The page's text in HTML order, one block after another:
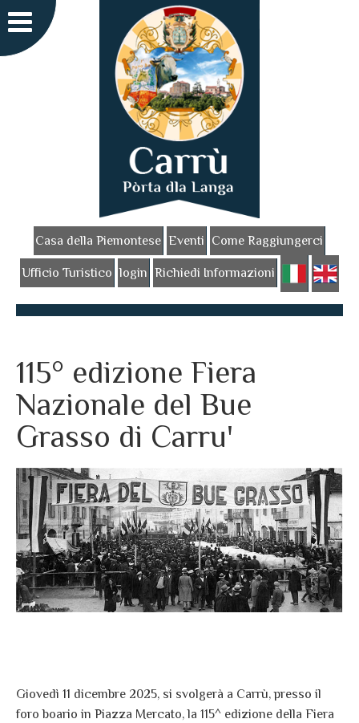
Casa della Piemontese Eventi Come Raggiungerci
Ufficio Turistico login Richiedi Informazioni
115° edizione Fiera
Nazionale del Bue
Grasso di Carru'
Giovedì 11 dicembre 2025, si svolgerà a Carrù, presso il
foro boario in Piazza Mercato, la 115^ edizione della Fiera